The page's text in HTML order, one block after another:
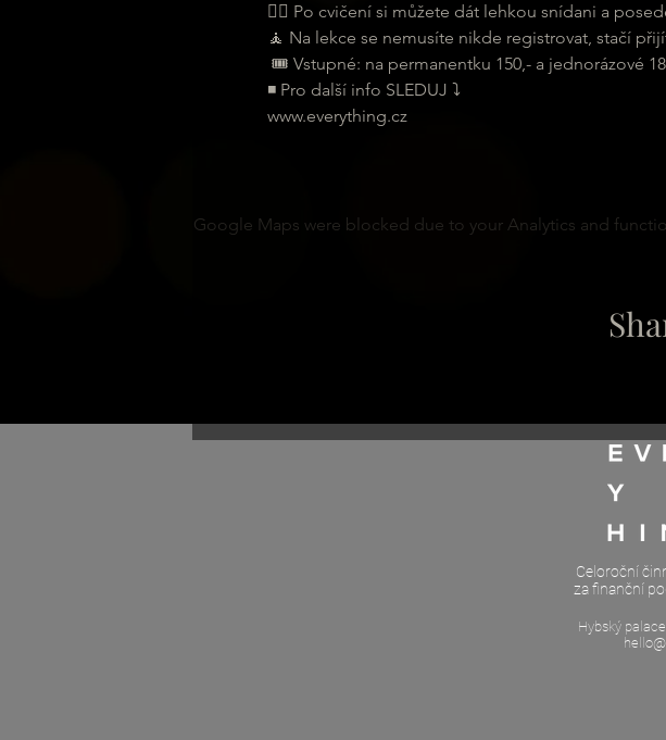
🧘‍♂ Po cvičení si můžete dát lehkou snídani a
🧘 Na lekce se nemusíte nikde registrovat, stačí
🎟 Vstupné: na permanentku 150,- a jednorázové
◾ Pro další info SLEDUJ ⤵
www.everything.cz
Google Maps were blocked due to your Analytics and
Celoroční
za finanční
Hybský